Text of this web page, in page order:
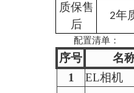
质保售
后
2年
配置清单：
序号
名
1
EL相机